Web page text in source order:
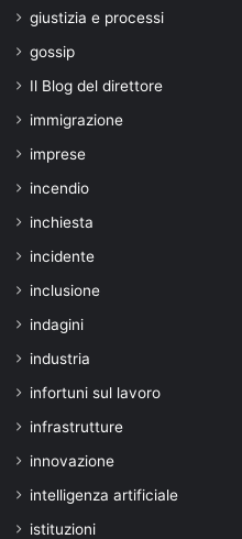
giustizia e processi
gossip
Il Blog del direttore
immigrazione
imprese
incendio
inchiesta
incidente
inclusione
indagini
industria
infortuni sul lavoro
infrastrutture
innovazione
intelligenza artificiale
istituzioni